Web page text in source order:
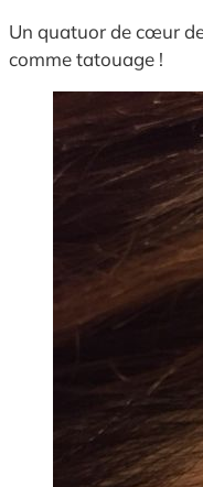
Un quatuor de cœur
comme tatouage !